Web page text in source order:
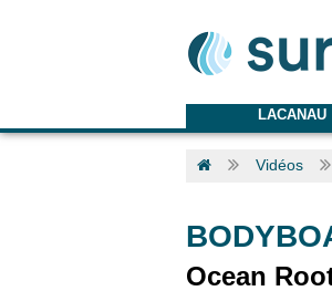
LACANAU
Vidéos
Ocean